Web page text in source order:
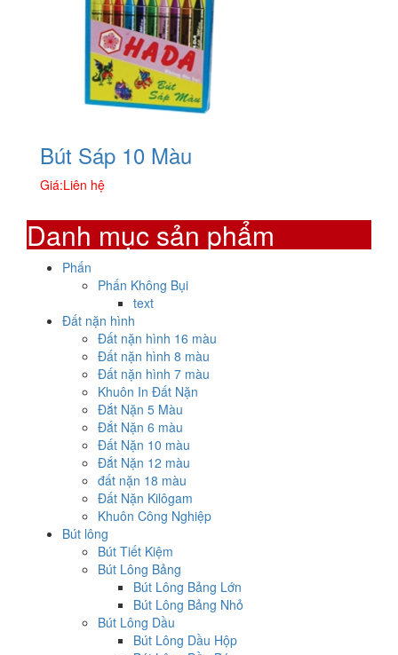
Bút Sáp 10 Màu
Giá:Liên hệ
Danh mục sản phẩm
Phấn
Phấn Không Bụi
text
Đất nặn hình
Đất nặn hình 16 màu
Đất nặn hình 8 màu
Đất nặn hình 7 màu
Khuôn In Đất Nặn
Đắt Nặn 5 Màu
Đắt Nặn 6 màu
Đất Nặn 10 màu
Đắt Nặn 12 màu
đất nặn 18 màu
Đất Nặn Kilôgam
Khuôn Công Nghiệp
Bút lông
Bút Tiết Kiệm
Bút Lông Bảng
Bút Lông Bảng Lớn
Bút Lông Bảng Nhỏ
Bút Lông Dầu
Bút Lông Dầu Hộp